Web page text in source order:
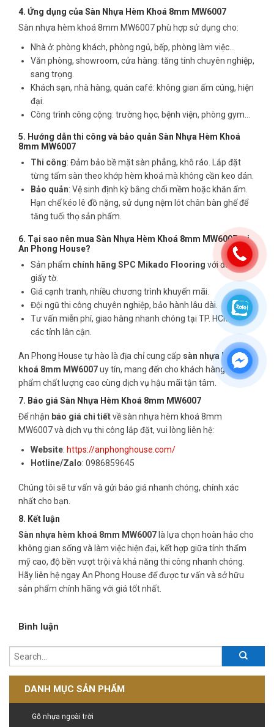
4. Ứng dụng của Sàn Nhựa Hèm Khoá 8mm MW6007
Sàn nhựa hèm khoá 8mm MW6007 phù hợp sử dụng cho:
Nhà ở: phòng khách, phòng ngủ, bếp, phòng làm việc…
Văn phòng, showroom, cửa hàng: tăng tính chuyên nghiệp,
sang trọng.
Khách sạn, nhà hàng, quán café: không gian ấm cúng, hiện
đại.
Công trình công cộng: trường học, bệnh viện, phòng gym…
5. Hướng dẫn thi công và bảo quản Sàn Nhựa Hèm Khoá
8mm MW6007
Thi công: Đảm bảo bề mặt sàn phẳng, khô ráo. Lắp đặt
từng tấm sàn theo khớp hèm khoá mà không cần keo dán.
Bảo quản: Vệ sinh định kỳ bằng chổi mềm hoặc khăn ẩm.
Hạn chế kéo lê đồ nặng, sử dụng nệm lót chân bàn ghế để
tăng tuổi thọ sản phẩm.
6. Tại sao nên mua Sàn Nhựa Hèm Khoá 8mm MW6007 tại
An Phong House?
Sản phẩm chính hãng SPC Mikado Flooring với đầy đủ
giấy tờ.
Giá cạnh tranh, nhiều chương trình khuyến mãi.
Đội ngũ thi công chuyên nghiệp, bảo hành lâu dài.
Tư vấn miễn phí, giao hàng nhanh chóng tại TP. HCM và
các tỉnh lân cận.
An Phong House tự hào là địa chỉ cung cấp sàn nhựa hèm
khoá 8mm MW6007uy tín, mang đến cho khách hàng sản
phẩm chất lượng cao cùng dịch vụ hậu mãi tận tâm.
7. Báo giá Sàn Nhựa Hèm Khoá 8mm MW6007
Để nhận báo giá chi tiếtvề sàn nhựa hèm khoá 8mm
MW6007 và dịch vụ thi công lắp đặt, vui lòng liên hệ:
Website: https://anphonghouse.com/
Hotline/Zalo: 0986859645
Chúng tôi sẽ tư vấn và gửi báo giá nhanh chóng, chính xác
nhất cho bạn.
8. Kết luận
Sàn nhựa hèm khoá 8mm MW6007 là lựa chọn hoàn hảo cho
không gian sống và làm việc hiện đại, kết hợp giữa tính thẩm
mỹ cao, độ bền vượt trội và khả năng thi công nhanh chóng.
Hãy liên hệ ngay An Phong House để được tư vấn và sở hữu
sản phẩm chính hãng với giá tốt nhất.
Bình luận
DANH MỤC SẢN PHẨM
Gỗ nhựa ngoài trời